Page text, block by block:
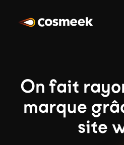
On fait
marque
site